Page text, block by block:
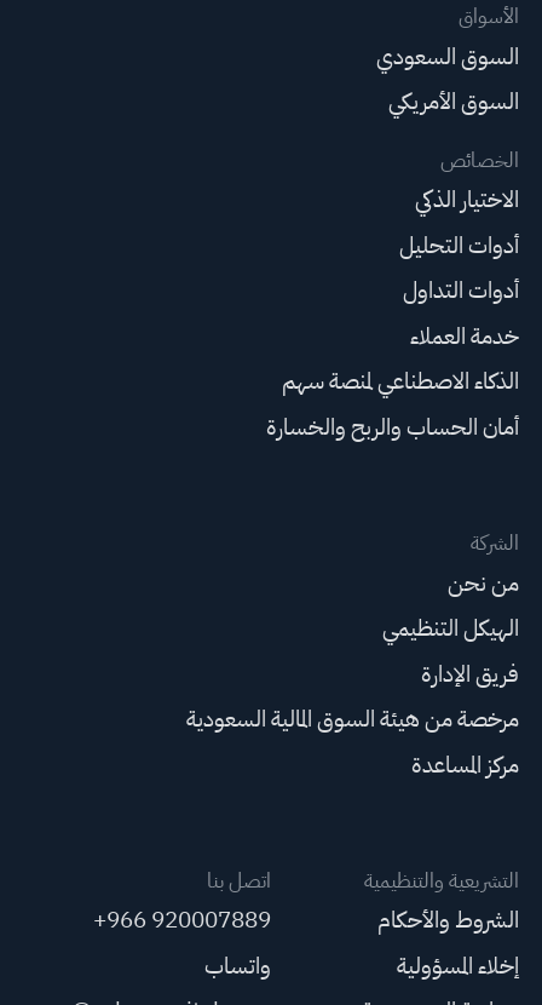
الأسواق
السوق السعودي
السوق الأمريكي
الخصائص
الاختيار الذكي
أدوات التحليل
أدوات التداول
خدمة العملاء
الذكاء الاصطناعي لمنصة سهم
أمان الحساب والربح والخسارة
الشركة
من نحن
الهيكل التنظيمي
فريق الإدارة
مرخصة من هيئة السوق المالية السعودية
مركز المساعدة
التشريعية والتنظيمية
الشروط والأحكام
إخلاء المسؤولية
اتصل بنا
+966 920007889
واتساب